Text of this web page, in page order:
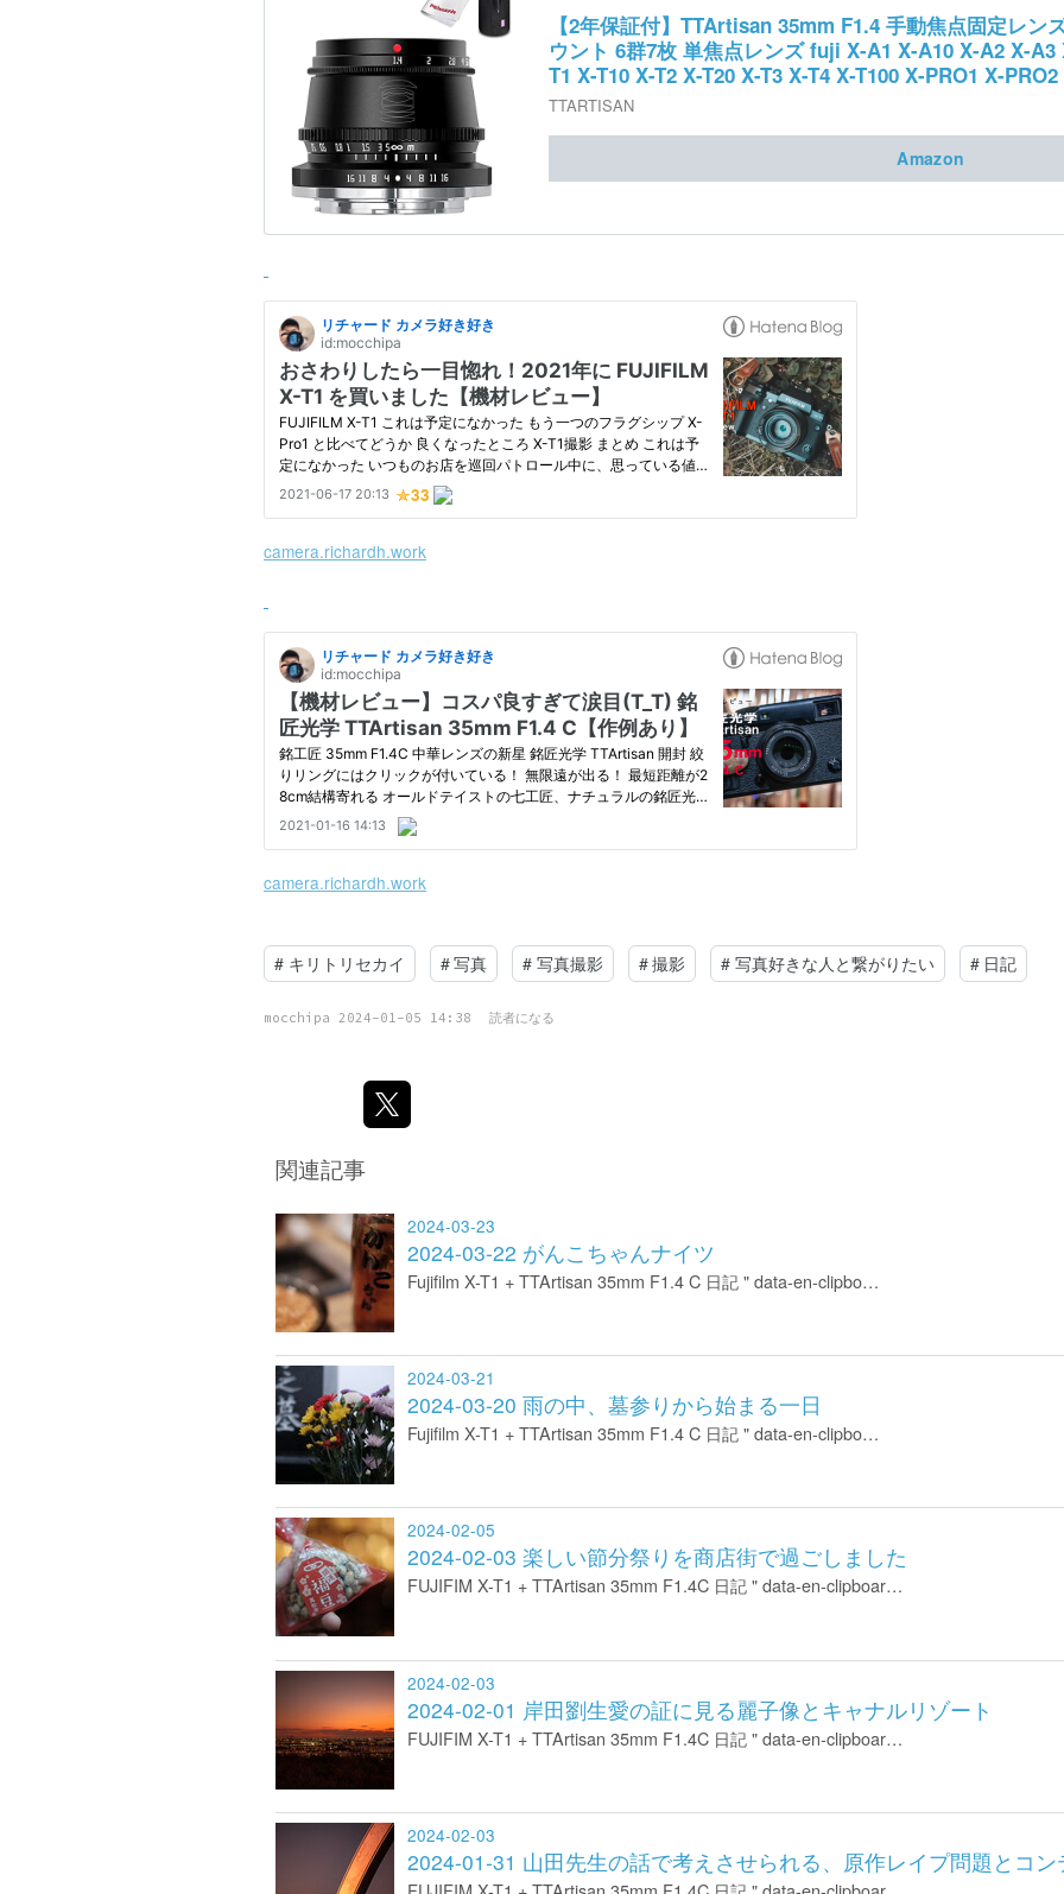
【2年保証付】TTArtisan 35mm F1.4 手動焦点固定レン
ウント 6群7枚 単焦点レンズ fuji X-A1 X-A10 X-A2 X-A3
T1 X-T10 X-T2 X-T20 X-T3 X-T4 X-T100 X-PRO1 X-
E2S X-E3ミラーレスカメラ用 レンズケース同梱
TTARTISAN
Amazon
camera.richardh.work
camera.richardh.work
# キリトリセカイ #写真 # 写真撮影 #撮影 # 写真好きな人と繋がりたい # 日記
mocchipa 2024-01-05 14:38 読者になる
関連記事
2024-03-23
2024-03-22 がんこちゃんナイツ
Fujifilm X-T1 + TTArtisan 35mm F1.4 C 日記 " data-en-clipbo…
2024-03-21
2024-03-20 雨の中、墓参りから始まる一日
Fujifilm X-T1 + TTArtisan 35mm F1.4 C 日記 " data-en-clipbo…
2024-02-05
2024-02-03 楽しい節分祭りを商店街で過ごしました
FUJIFIM X-T1 + TTArtisan 35mm F1.4C 日記 " data-en-clipboar…
2024-02-03
2024-02-01 岸田劉生愛の証に見る麗子像とキャナルリゾート
FUJIFIM X-T1 + TTArtisan 35mm F1.4C 日記 " data-en-clipboar…
2024-02-03
2024-01-31 山田先生の話で考えさせられる、原作レイプ問題とコン